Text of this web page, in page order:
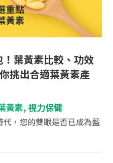
葉黃素比較、功效
挑出合適葉黃素產
黃素,視力保健
，您的雙眼是否已成為藍